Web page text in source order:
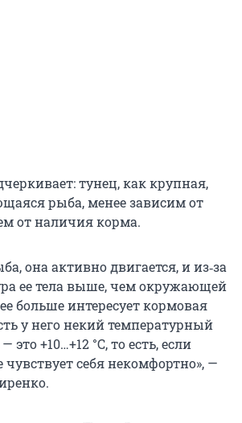
тунец, как крупная,
рыба, менее зависим от
от наличия корма.
она активно двигается, и из‑за
ее тела выше, чем окружающей
больше интересует кормовая
у него некий температурный
+10…+12 °C, то есть, если
чувствует себя некомфортно», —